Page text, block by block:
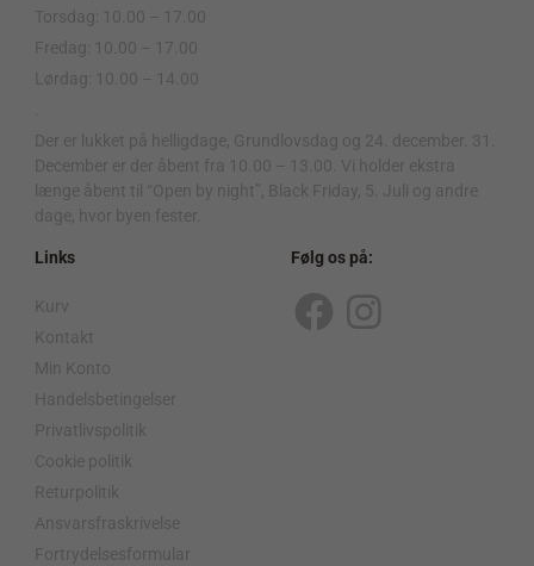
Torsdag: 10.00 – 17.00
Fredag: 10.00 – 17.00
Lørdag: 10.00 – 14.00
Der er lukket på helligdage, Grundlovsdag og 24. december. 31.
December er der åbent fra 10.00 – 13.00. Vi holder ekstra
længe åbent til “Open by night”, Black Friday, 5. Juli og andre
dage, hvor byen fester.
Links
Kurv
Kontakt
Min Konto
Handelsbetingelser
Privatlivspolitik
Cookie politik
Returpolitik
Ansvarsfraskrivelse
Fortrydelsesformular
Følg os på:
F
I